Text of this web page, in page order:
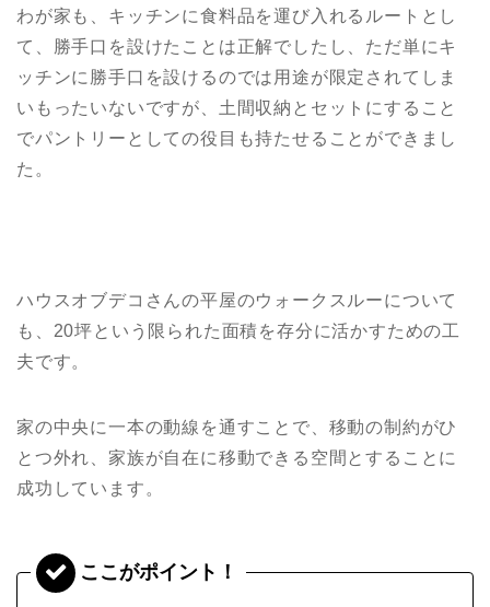
わが家も、キッチンに食料品を運び入れるルートとし
て、勝手口を設けたことは正解でしたし、ただ単にキ
ッチンに勝手口を設けるのでは用途が限定されてしま
いもったいないですが、土間収納とセットにすること
でパントリーとしての役目も持たせることができまし
た。
ハウスオブデコさんの平屋のウォークスルーについて
も、20坪という限られた面積を存分に活かすための工
夫です。
家の中央に一本の動線を通すことで、移動の制約がひ
とつ外れ、家族が自在に移動できる空間とすることに
成功しています。